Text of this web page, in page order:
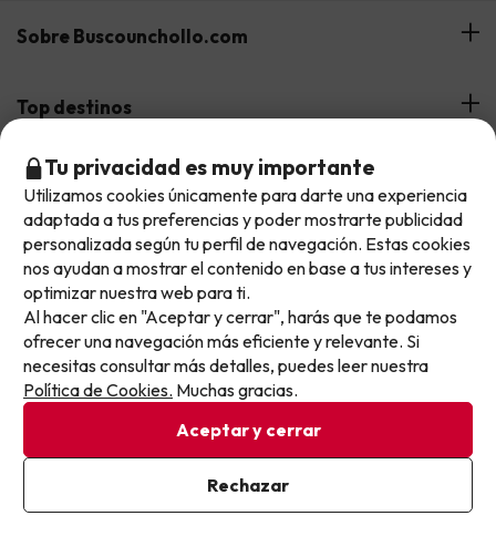
No llegas tarde: llegas al siguiente.
Este chollo ya ha caducado, pero cada día lanzamos
nuevas oportunidades para viajar mejor y pagar
menos.
Apúntate y que el próximo no se te escape.
Pon tu mejor e-mail
Ya estoy suscrito
Al suscribirte, confirmas haber leído y estar de acuerdo con la
Sobre Buscounchollo.com
¿Quiénes somos?
Buscounchollo en los medios
Web Corporativa
Proveedores
Opiniones de nuestros clientes
Top destinos
Hoteles Andalucía
Hoteles Andorra
Hoteles Cataluña
Hoteles Portugal
Hoteles Valencia
Hoteles Galicia
Top viajes destacados
Viajes con Niños
Viajes de Ciudad
Viajes de Novios
Viajes con mascotas
Chollos con Todo Incluido
Chollos en la playa
Chollos con Vuelo Incluido
Top fechas destacadas
Verano
Puente de Agosto
Vacaciones en Agosto
Vacaciones en Septiembre
Info y ayuda
Contáctanos
Preguntas frecuentes
Descarga GRATIS nuestra app
Tu privacidad es muy importante
Utilizamos cookies únicamente para darte una experiencia
adaptada a tus preferencias y poder mostrarte publicidad
personalizada según tu perfil de navegación. Estas cookies
nos ayudan a mostrar el contenido en base a tus intereses y
optimizar nuestra web para ti.
Al hacer clic en "Aceptar y cerrar", harás que te podamos
ofrecer una navegación más eficiente y relevante. Si
necesitas consultar más detalles, puedes leer nuestra
Política de Cookies. Muchas gracias.
Aceptar y cerrar
Rechazar